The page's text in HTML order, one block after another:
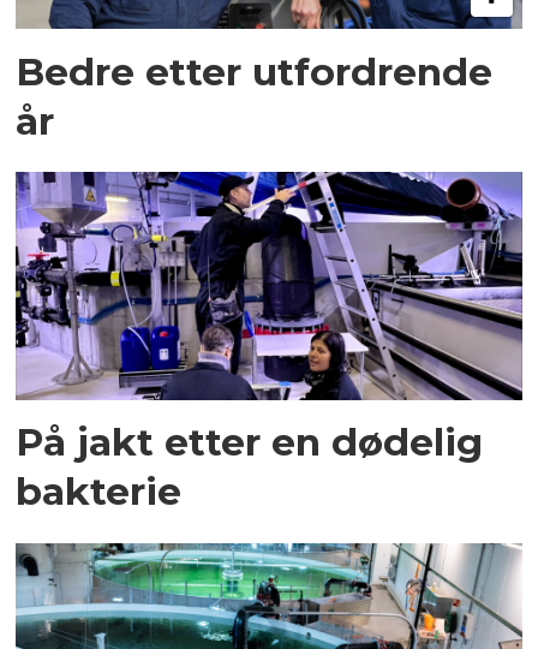
Bedre etter utfordrende
år
På jakt etter en dødelig
bakterie